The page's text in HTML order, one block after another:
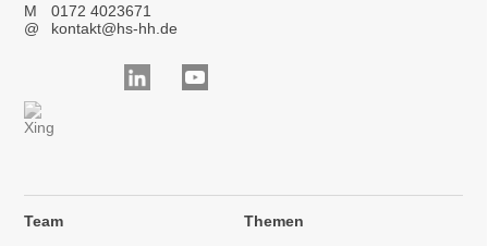
M
0172 4023671
@
kontakt@hs-hh.de
Team
Themen